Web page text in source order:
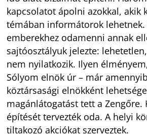
kapcsolatot ápolni azokkal, akik
témában informátorok lehetnek.
emberekhez odamenni annak
sajtóosztályuk jelezte:
nem nyilatkozik. Ilyen
Sólyom elnök úr – már
köztársasági elnökként
magánlátogatást tett a Zengőre.
építését tervezték oda. A helyi
tiltakozó akciókat szerveztek.